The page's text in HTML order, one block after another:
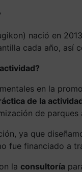
nació en
cada año, así
en la
de la
de
ya que
fue financiado a
la consultoría